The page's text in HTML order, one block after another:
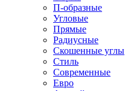
П-образные
Угловые
Прямые
Радиусные
Скошенные углы
Стиль
Современные
Евро